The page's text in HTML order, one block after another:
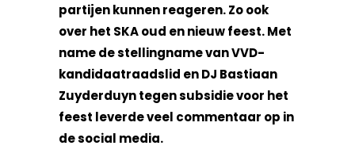
partijen kunnen reageren. Zo ook
over het SKA oud en nieuw feest. Met
name de stellingname van VVD-
kandidaatraadslid en DJ Bastiaan
Zuyderduyn tegen subsidie voor het
feest leverde veel commentaar op in
de social media.